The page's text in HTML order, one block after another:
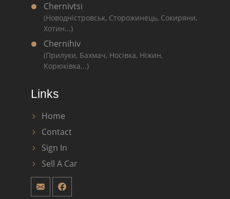
Chernivtsi
(Новодністровськ, Сторожинець, Сокиряни,
Хотин...)
Chernihiv
(Прилуки, Бахмач, Носівка, Ніжин,
Корюківка...)
Links
Home
Contact
Sign In
Sell A Car